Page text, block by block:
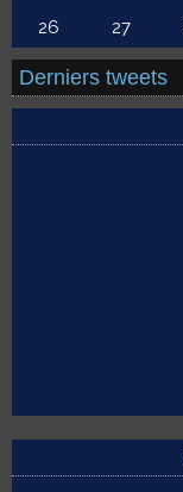
26
27
Derniers tweets